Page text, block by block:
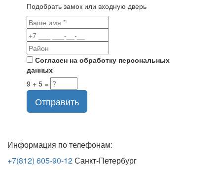
Подобрать замок или входную дверь
Согласен на обработку персональных
данных
9 + 5 =
Отправить
Информация по телефонам:
+7(812) 605-90-12Санкт-Петербург